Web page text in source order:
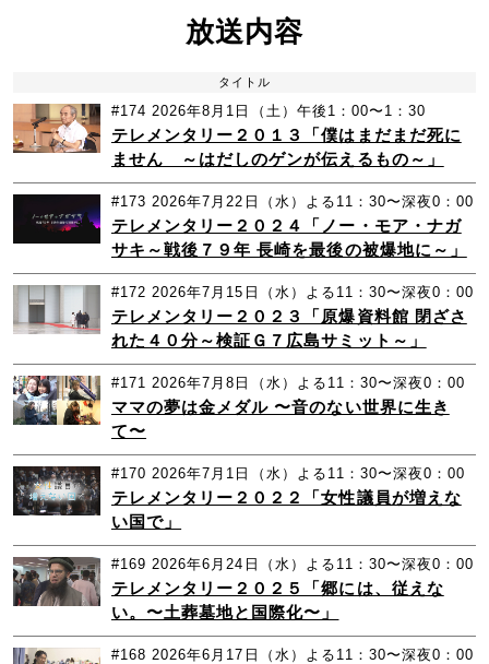
放送内容
タイトル
#174 2026年8月1日（土）午後1：00〜1：30
テレメンタリー２０１３「僕はまだまだ死に
ません ～はだしのゲンが伝えるもの～」
#173 2026年7月22日（水）よる11：30〜深夜0：00
テレメンタリー２０２４「ノー・モア・ナガ
サキ～戦後７９年 長崎を最後の被爆地に～」
#172 2026年7月15日（水）よる11：30〜深夜0：00
テレメンタリー２０２３「原爆資料館 閉ざさ
れた４０分～検証Ｇ７広島サミット～」
#171 2026年7月8日（水）よる11：30〜深夜0：00
ママの夢は金メダル 〜音のない世界に生き
て〜
#170 2026年7月1日（水）よる11：30〜深夜0：00
テレメンタリー２０２２「女性議員が増えな
い国で」
#169 2026年6月24日（水）よる11：30〜深夜0：00
テレメンタリー２０２５「郷には、従えな
い。〜土葬墓地と国際化〜」
#168 2026年6月17日（水）よる11：30〜深夜0：00